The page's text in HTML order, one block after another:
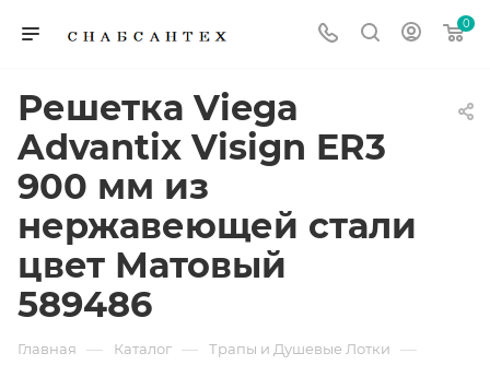
0
Решетка Viega
Advantix Visign ER3
900 мм из
нержавеющей стали
цвет Матовый
589486
Главная — Каталог — Трапы и Душевые Лотки —